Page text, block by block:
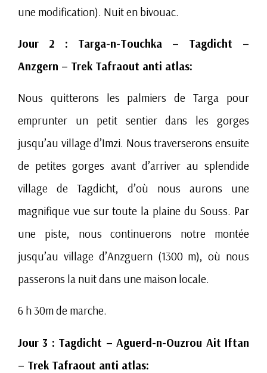
une modification). Nuit en bivouac.
Jour 2 : Targa-n-Touchka – Tagdicht –
Anzgern – Trek Tafraout anti atlas:
Nous quitterons les palmiers de Targa pour
emprunter un petit sentier dans les gorges
jusqu’au village d’Imzi. Nous traverserons ensuite
de petites gorges avant d’arriver au splendide
village de Tagdicht, d’où nous aurons une
magnifique vue sur toute la plaine du Souss. Par
une piste, nous continuerons notre montée
jusqu’au village d’Anzguern (1300 m), où nous
passerons la nuit dans une maison locale.
6 h 30m de marche.
Jour 3 : Tagdicht – Aguerd-n-Ouzrou Ait Iftan
– Trek Tafraout anti atlas: